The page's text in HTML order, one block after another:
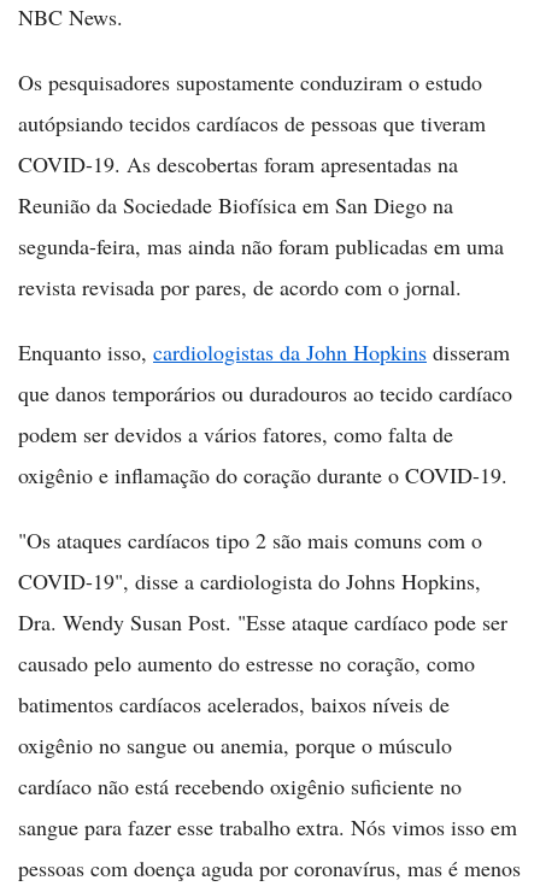
NBC News.
Os pesquisadores supostamente conduziram o estudo
autópsiando tecidos cardíacos de pessoas que tiveram
COVID-19. As descobertas foram apresentadas na
Reunião da Sociedade Biofísica em San Diego na
segunda-feira, mas ainda não foram publicadas em uma
revista revisada por pares, de acordo com o jornal.
Enquanto isso, cardiologistas da John Hopkins disseram
que danos temporários ou duradouros ao tecido cardíaco
podem ser devidos a vários fatores, como falta de
oxigênio e inflamação do coração durante o COVID-19.
"Os ataques cardíacos tipo 2 são mais comuns com o
COVID-19", disse a cardiologista do Johns Hopkins,
Dra. Wendy Susan Post. "Esse ataque cardíaco pode ser
causado pelo aumento do estresse no coração, como
batimentos cardíacos acelerados, baixos níveis de
oxigênio no sangue ou anemia, porque o músculo
cardíaco não está recebendo oxigênio suficiente no
sangue para fazer esse trabalho extra. Nós vimos isso em
pessoas com doença aguda por coronavírus, mas é menos